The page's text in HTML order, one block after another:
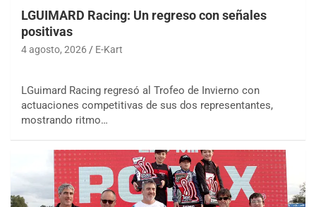
LGUIMARD Racing: Un regreso con señales
positivas
4 agosto, 2026 E-Kart
LGuimard Racing regresó al Trofeo de Invierno con
actuaciones competitivas de sus dos representantes,
mostrando ritmo…